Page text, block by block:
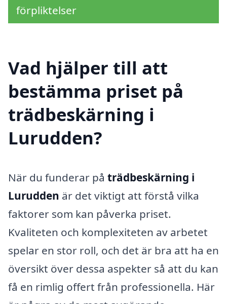
förpliktelser
Vad hjälper till att
bestämma priset på
trädbeskärning i
Lurudden?
När du funderar på trädbeskärning i
Lurudden är det viktigt att förstå vilka
faktorer som kan påverka priset.
Kvaliteten och komplexiteten av arbetet
spelar en stor roll, och det är bra att ha en
översikt över dessa aspekter så att du kan
få en rimlig offert från professionella. Här